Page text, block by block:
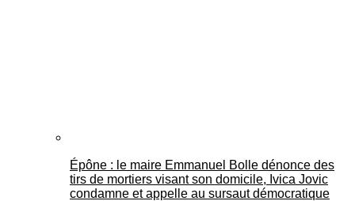
Épône : le maire Emmanuel Bolle dénonce des
tirs de mortiers visant son domicile, Ivica Jovic
condamne et appelle au sursaut démocratique